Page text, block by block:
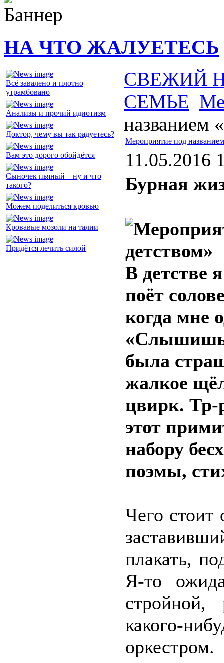
НА ЧТО ЖАЛУЕТЕСЬ
Всё завалено и плотно
утрамбовано
Анализы и прочий идиотизм
Доктор, чему вы так радуетесь?
Вам это дорого обойдётся
Сыночек пьяный – ну и что
такого?
Можем поделиться кровью
Кровавые мозоли на талии
Придётся лечить силой
СВЕЖИЙ
СЕМЬЕ
названием
Мероприятие под
11.05.2016
Бурная
В детстве
поёт
когда мне
была
жалкое
цвирк.
этот
набору
поэмы,
Чего стоит
плакать,
Я-то
какого-
оркестром.